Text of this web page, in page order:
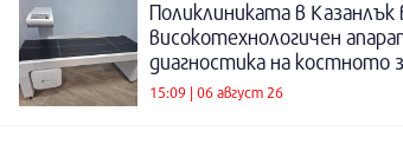
Поликлиниката в Казанлък
високотехнологичен
диагностика на костното
15:09 | 06 август 26